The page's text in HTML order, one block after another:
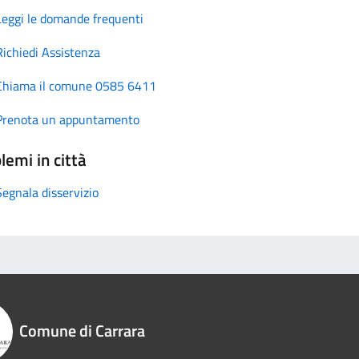
le domande frequenti
Assistenza
il comune 0585 6411
un appuntamento
in città
disservizio
Comune di Carrara